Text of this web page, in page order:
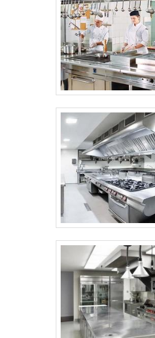
destaque quando
empresa que entrega
de qualidade. Alguns
Equipe multidisciplinar
associados;
experiência na área de
alta qualidade; Escritório de
onde são realizadas as
treinamento com materiais
Equipamentos de
EMPRESA MAIS
SEGMENTONa
de melhor no ramo de
confeitaria. É possível
variados com tecnologia
forno industrial a gás
boleadora para pão de
empresa comprometida com
e uma empresa
padrões possíveis por
escritório de alta
realizadas as